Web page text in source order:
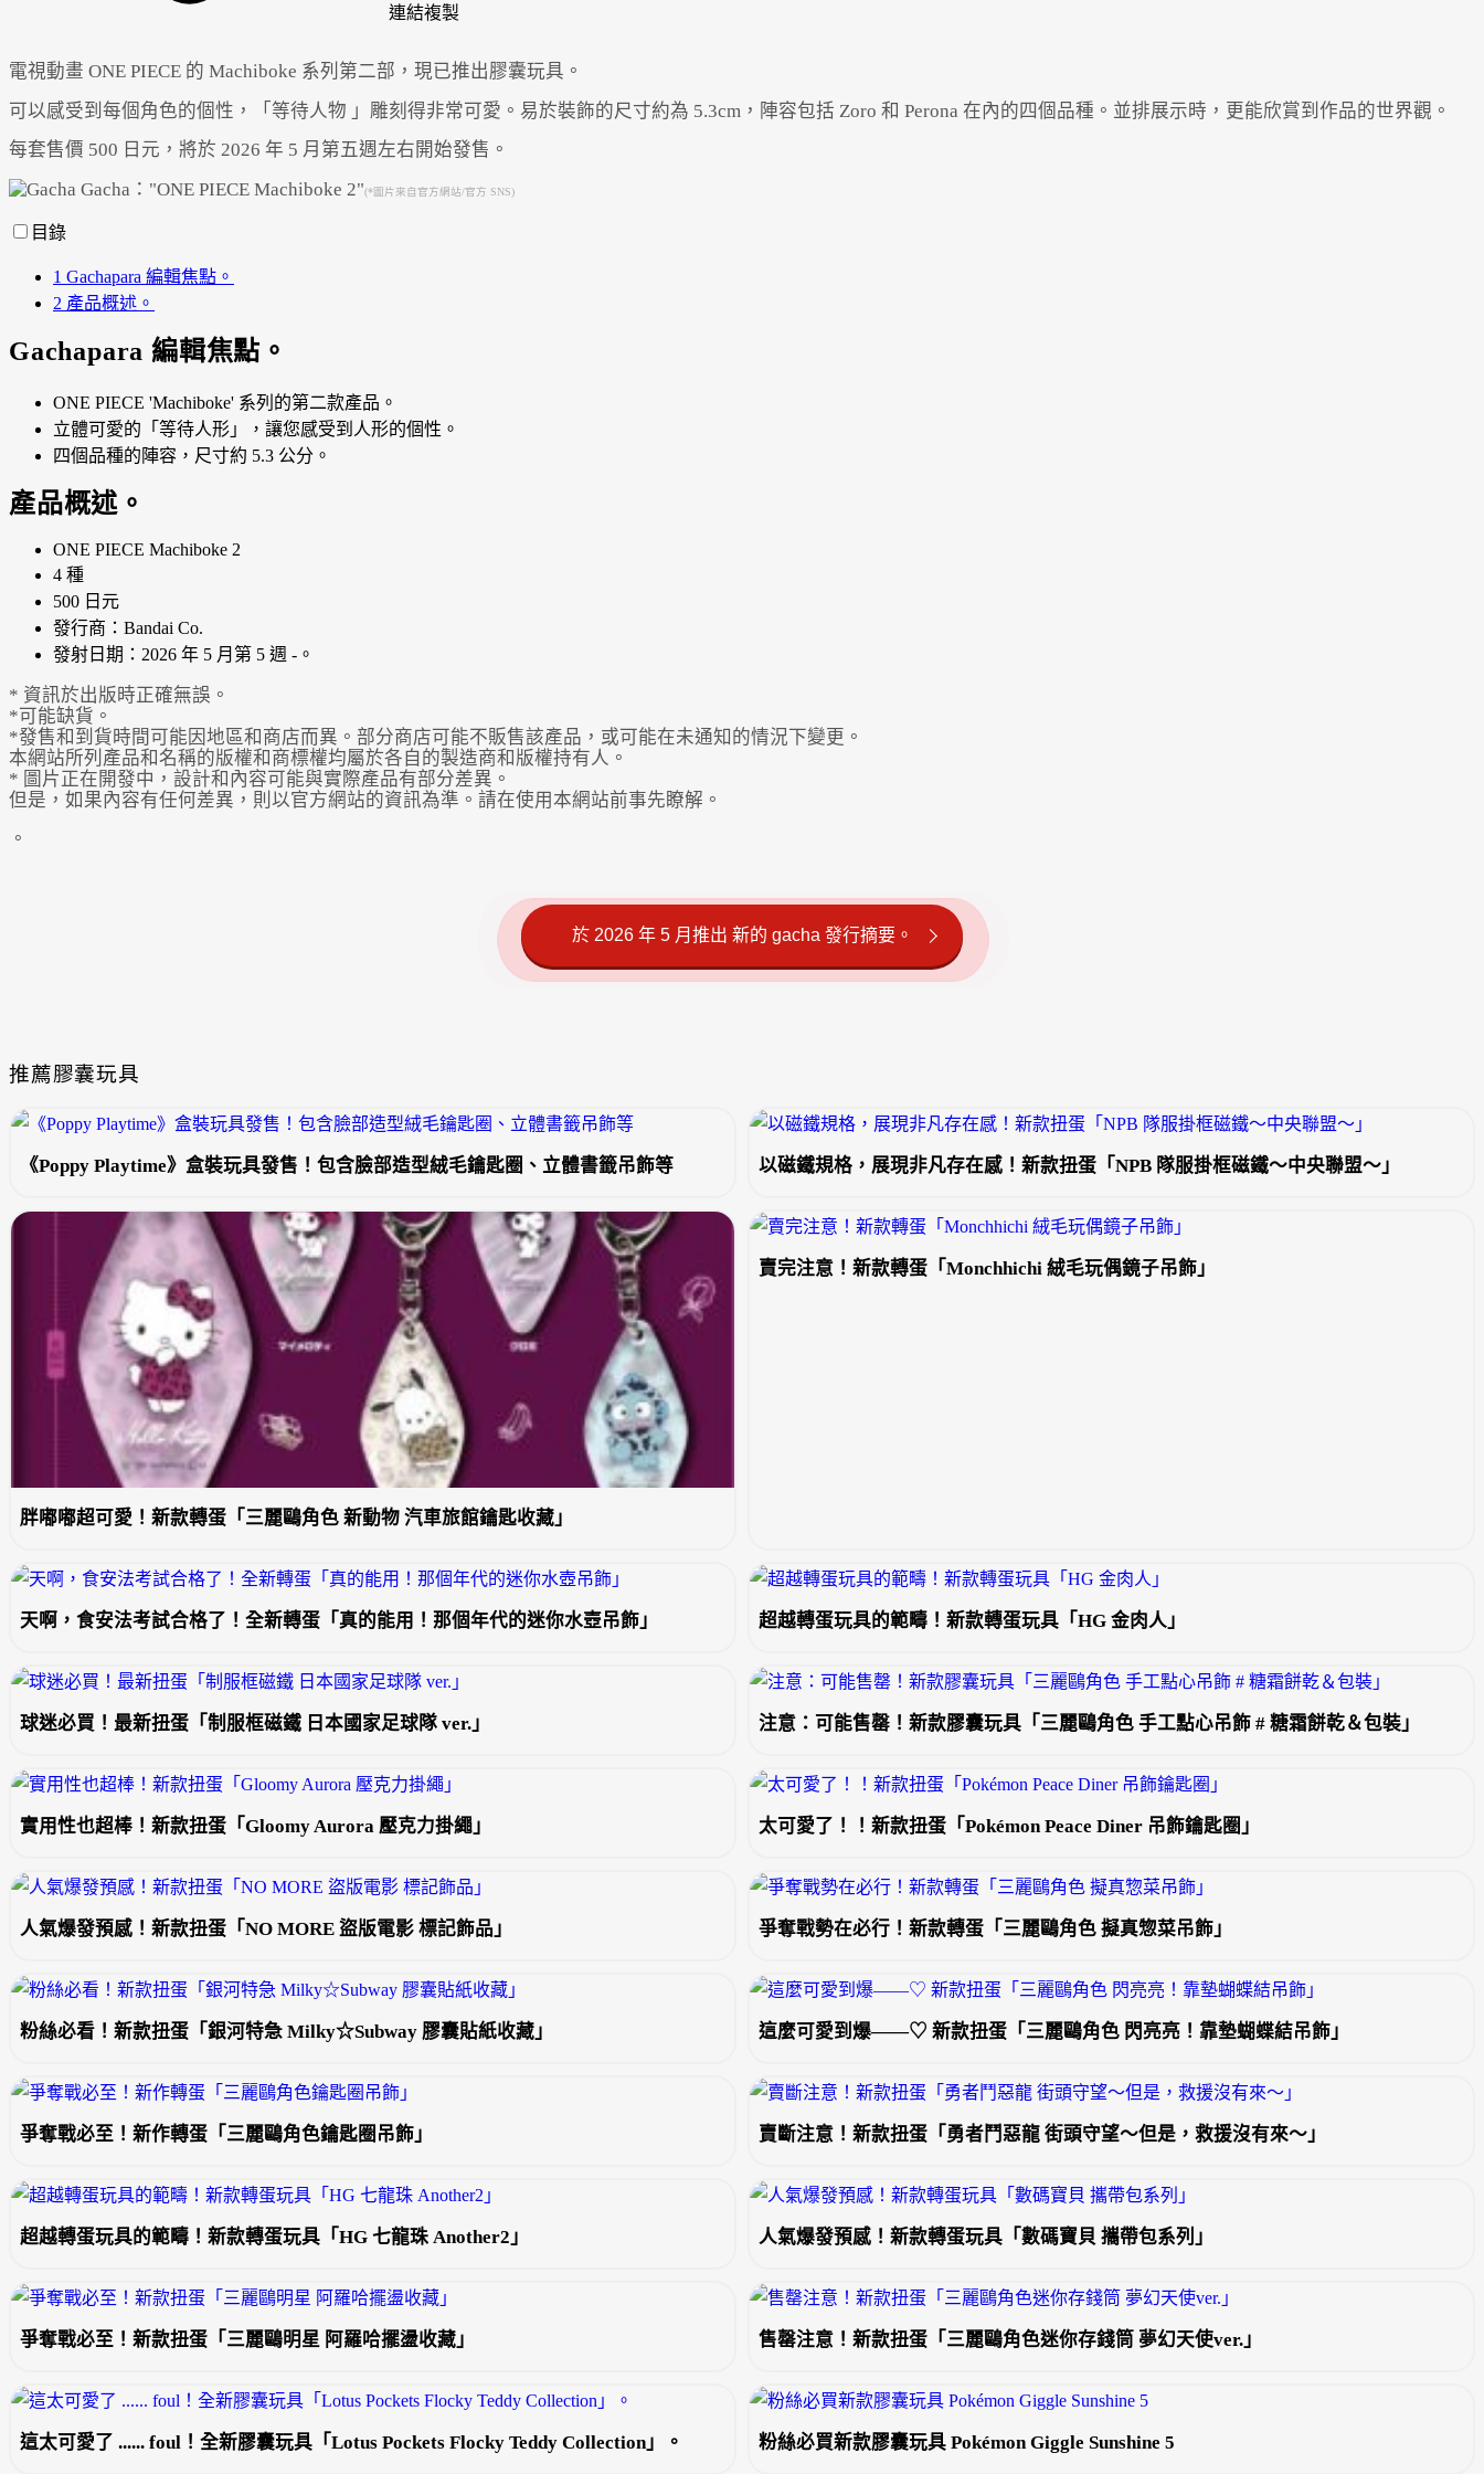
連結複製
電視動畫 ONE PIECE 的 Machiboke 系列第二部，現已推出膠囊玩具。
可以感受到每個角色的個性，「等待人物 」雕刻得非常可愛。易於裝飾的尺寸約為 5.3cm，陣容包括 Zoro 和 Perona 在內的四個品種。並排展示時，更能欣賞到作品的世界觀。
每套售價 500 日元，將於 2026 年 5 月第五週左右開始發售。
(*圖片來自官方網站/官方 SNS)
目錄
1 Gachapara 編輯焦點。
2 產品概述。
Gachapara 編輯焦點。
ONE PIECE 'Machiboke' 系列的第二款產品。
立體可愛的「等待人形」，讓您感受到人形的個性。
四個品種的陣容，尺寸約 5.3 公分。
產品概述。
ONE PIECE Machiboke 2
4 種
500 日元
發行商：Bandai Co.
發射日期：2026 年 5 月第 5 週 -。
* 資訊於出版時正確無誤。
*可能缺貨。
*發售和到貨時間可能因地區和商店而異。部分商店可能不販售該產品，或可能在未通知的情況下變更。
本網站所列產品和名稱的版權和商標權均屬於各自的製造商和版權持有人。
* 圖片正在開發中，設計和內容可能與實際產品有部分差異。
但是，如果內容有任何差異，則以官方網站的資訊為準。請在使用本網站前事先瞭解。
。
於 2026 年 5 月推出 新的 gacha 發行摘要。
推薦膠囊玩具
《Poppy Playtime》盒裝玩具發售！包含臉部造型絨毛鑰匙圈、立體書籤吊飾等 以磁鐵規格，展現非凡存在感！新款扭蛋「NPB 隊服掛框磁鐵～中央聯盟～」
胖嘟嘟超可愛！新款轉蛋「三麗鷗角色 新動物 汽車旅館鑰匙收藏」
賣完注意！新款轉蛋「Monchhichi 絨毛玩偶鏡子吊飾」
天啊，食安法考試合格了！全新轉蛋「真的能用！那個年代的迷你水壺吊飾」 超越轉蛋玩具的範疇！新款轉蛋玩具「HG 金肉人」
球迷必買！最新扭蛋「制服框磁鐵 日本國家足球隊 ver.」 注意：可能售罄！新款膠囊玩具「三麗鷗角色 手工點心吊飾 # 糖霜餅乾＆包裝」
實用性也超棒！新款扭蛋「Gloomy Aurora 壓克力掛繩」 太可愛了！！新款扭蛋「Pokémon Peace Diner 吊飾鑰匙圈」
人氣爆發預感！新款扭蛋「NO MORE 盜版電影 標記飾品」 爭奪戰勢在必行！新款轉蛋「三麗鷗角色 擬真惣菜吊飾」
粉絲必看！新款扭蛋「銀河特急 Milky☆Subway 膠囊貼紙收藏」 這麼可愛到爆——♡ 新款扭蛋「三麗鷗角色 閃亮亮！靠墊蝴蝶結吊飾」
爭奪戰必至！新作轉蛋「三麗鷗角色鑰匙圈吊飾」 賣斷注意！新款扭蛋「勇者鬥惡龍 街頭守望～但是，救援沒有來～」
超越轉蛋玩具的範疇！新款轉蛋玩具「HG 七龍珠 Another2」 人氣爆發預感！新款轉蛋玩具「數碼寶貝 攜帶包系列」
爭奪戰必至！新款扭蛋「三麗鷗明星 阿羅哈擺盪收藏」 售罄注意！新款扭蛋「三麗鷗角色迷你存錢筒 夢幻天使ver.」
這太可愛了 ...... foul！全新膠囊玩具「Lotus Pockets Flocky Teddy Collection」。 粉絲必買新款膠囊玩具 Pokémon Giggle Sunshine 5